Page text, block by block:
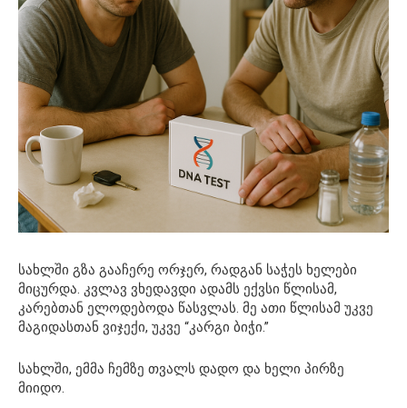
სახლში გზა გააჩერე ორჯერ, რადგან საჭეს ხელები
მიცურდა. კვლავ ვხედავდი ადამს ექვსი წლისამ,
კარებთან ელოდებოდა წასვლას. მე ათი წლისამ უკვე
მაგიდასთან ვიჯექი, უკვე “კარგი ბიჭი.”
სახლში, ემმა ჩემზე თვალს დადო და ხელი პირზე
მიიდო.